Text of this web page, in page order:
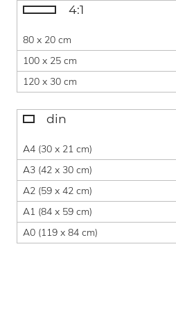
4:1
80 x 20 cm
100 x 25 cm
120 x 30 cm
din
A4 (30 x 21 cm)
A3 (42 x 30 cm)
A2 (59 x 42 cm)
A1 (84 x 59 cm)
A0 (119 x 84 cm)